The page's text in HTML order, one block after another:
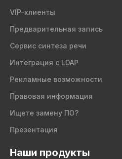
VIP-клиенты
Предварительная запись
Сервис синтеза речи
Интеграция с LDAP
Рекламные возможности
Правовая информация
Ищете замену ПО?
Презентация
Наши продукты